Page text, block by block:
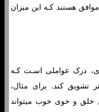
هستند کـه این میزان
درک عواملی اسـت کـه
تشویق کند. برای مثال،
خلق و خوی خوب میتواند